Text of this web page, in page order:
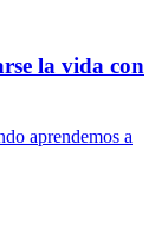
la vida con
aprendemos a